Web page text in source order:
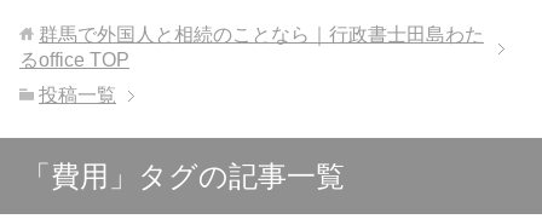
群馬で外国人と相続のことなら｜行政書士田島わた
るoffice TOP
投稿一覧
「費用」タグの記事一覧